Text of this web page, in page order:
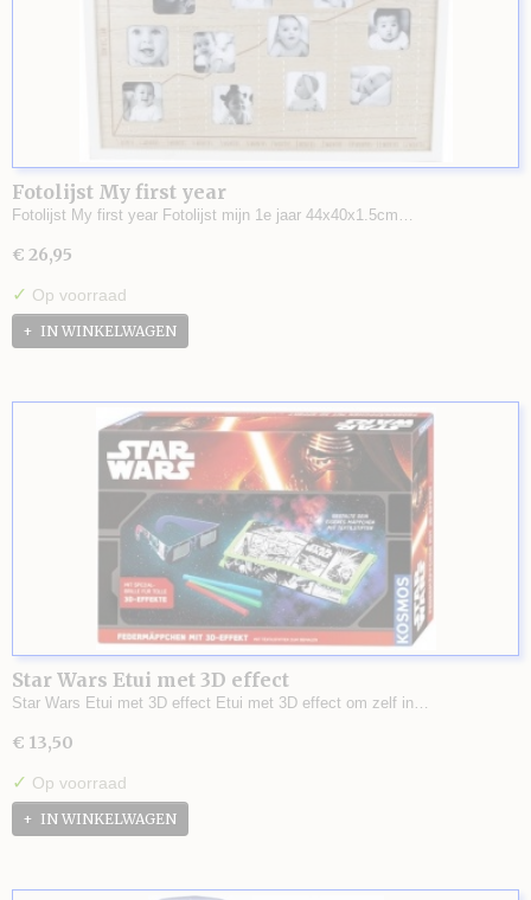
Fotolijst My first year
Fotolijst My first year Fotolijst mijn 1e jaar 44x40x1.5cm…
€ 26,95
✓ Op voorraad
IN WINKELWAGEN
Star Wars Etui met 3D effect
Star Wars Etui met 3D effect Etui met 3D effect om zelf in…
€ 13,50
✓ Op voorraad
IN WINKELWAGEN